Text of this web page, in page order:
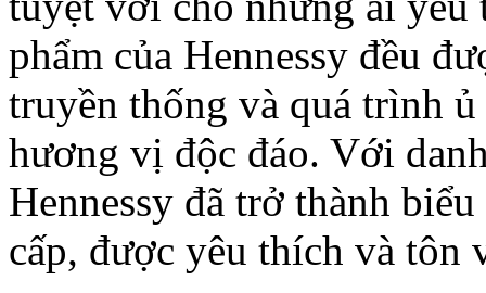
phẩm của Hennessy đều
truyền thống và quá trình
hương vị độc đáo. Với
Hennessy đã trở thành
cấp, được yêu thích và tôn